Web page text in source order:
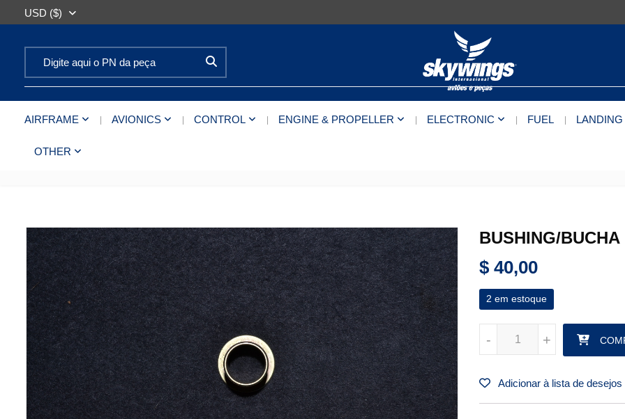
USD ($)
AIRFRAME AVIONICS CONTROL ENGINE & PROPELLER ELECTRONIC FUEL
OTHER
BUSHING/BUCHA
$ 40,00
2 em estoque
BUSHING/BUCHA PN 000-
+
- +
-
Adicionar à lista de desejos